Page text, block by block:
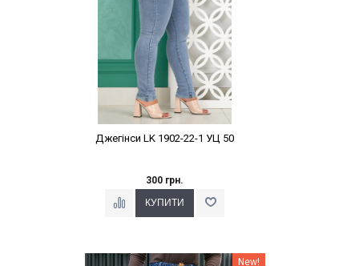
Джегінси LK 1902-22-1 УЦ 50
300 грн.
Наклейки Варіант з % New!